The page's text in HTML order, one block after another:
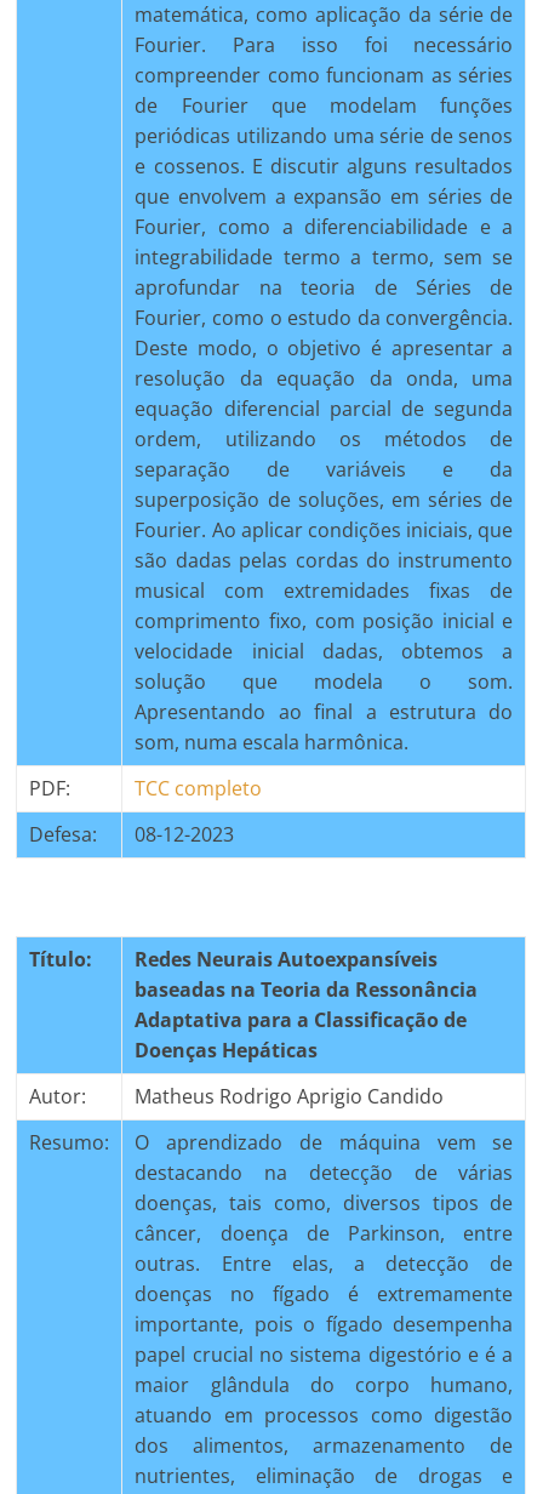
matemática, como aplicação da série de
Fourier. Para isso foi necessário
compreender como funcionam as séries
de Fourier que modelam funções
periódicas utilizando uma série de senos
e cossenos. E discutir alguns resultados
que envolvem a expansão em séries de
Fourier, como a diferenciabilidade e a
integrabilidade termo a termo, sem se
aprofundar na teoria de Séries de
Fourier, como o estudo da convergência.
Deste modo, o objetivo é apresentar a
resolução da equação da onda, uma
equação diferencial parcial de segunda
ordem, utilizando os métodos de
separação de variáveis e da
superposição de soluções, em séries de
Fourier. Ao aplicar condições iniciais, que
são dadas pelas cordas do instrumento
musical com extremidades fixas de
comprimento fixo, com posição inicial e
velocidade inicial dadas, obtemos a
solução que modela o som.
Apresentando ao final a estrutura do
som, numa escala harmônica.
PDF:
TCC completo
Defesa:
08-12-2023
Título:
Redes Neurais Autoexpansíveis
baseadas na Teoria da Ressonância
Adaptativa para a Classificação de
Doenças Hepáticas
Autor:
Matheus Rodrigo Aprigio Candido
Resumo:
O aprendizado de máquina vem se
destacando na detecção de várias
doenças, tais como, diversos tipos de
câncer, doença de Parkinson, entre
outras. Entre elas, a detecção de
doenças no fígado é extremamente
importante, pois o fígado desempenha
papel crucial no sistema digestório e é a
maior glândula do corpo humano,
atuando em processos como digestão
dos alimentos, armazenamento de
nutrientes, eliminação de drogas e